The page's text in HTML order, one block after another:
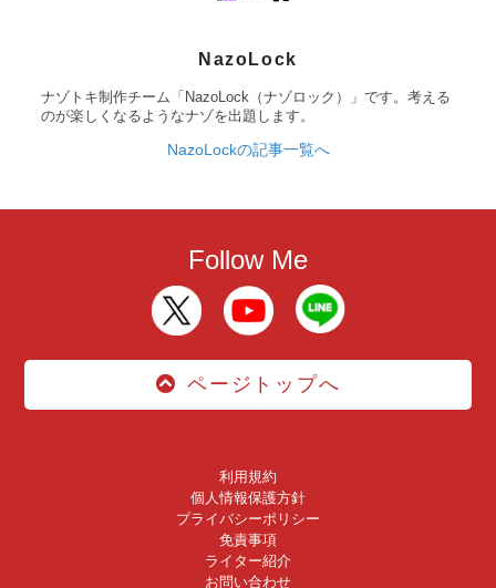
NazoLock
ナゾトキ制作チーム「NazoLock（ナゾロック）」です。考える
のが楽しくなるようなナゾを出題します。
NazoLockの記事一覧へ
Follow Me
ページトップへ
利用規約
個人情報保護方針
プライバシーポリシー
免責事項
ライター紹介
お問い合わせ